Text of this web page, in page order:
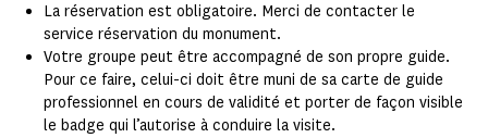
La réservation est obligatoire. Merci de contacter le
service réservation du monument.
Votre groupe peut être accompagné de son propre guide.
Pour ce faire, celui-ci doit être muni de sa carte de guide
professionnel en cours de validité et porter de façon visible
le badge qui l’autorise à conduire la visite.